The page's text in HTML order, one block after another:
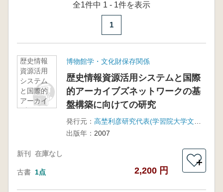
全1件中 1 - 1件を表示
1
歴史情報
資源活用
システム
と国際的
アーカイ
ブズネッ
ての研究
博物館学・文化財保存関係
歴史情報資源活用システムと国際
的アーカイブズネットワークの基
盤構築に向けての研究
発行元：
出版年： 2007
新刊 在庫なし
古書 1点 2,200 円
＋